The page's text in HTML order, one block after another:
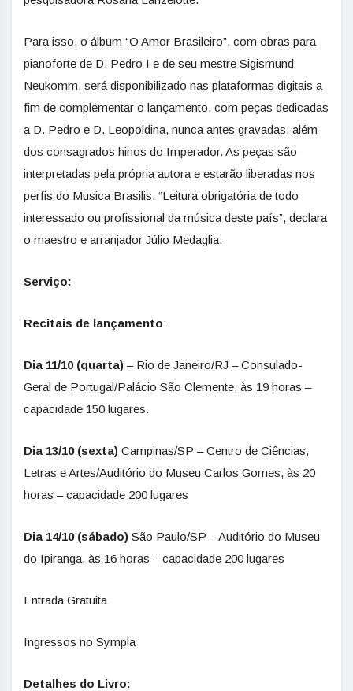
Para isso, o álbum “O Amor Brasileiro”, com obras para
pianoforte de D. Pedro I e de seu mestre Sigismund
Neukomm, será disponibilizado nas plataformas digitais a
fim de complementar o lançamento, com peças dedicadas
a D. Pedro e D. Leopoldina, nunca antes gravadas, além
dos consagrados hinos do Imperador. As peças são
interpretadas pela própria autora e estarão liberadas nos
perfis do Musica Brasilis. “Leitura obrigatória de todo
interessado ou profissional da música deste país”, declara
o maestro e arranjador Júlio Medaglia.
Serviço:
Recitais de lançamento:
Dia 11/10 (quarta) – Rio de Janeiro/RJ – Consulado-
Geral de Portugal/Palácio São Clemente, às 19 horas –
capacidade 150 lugares.
Dia 13/10 (sexta) Campinas/SP – Centro de Ciências,
Letras e Artes/Auditório do Museu Carlos Gomes, às 20
horas – capacidade 200 lugares
Dia 14/10 (sábado) São Paulo/SP – Auditório do Museu
do Ipiranga, às 16 horas – capacidade 200 lugares
Entrada Gratuita
Ingressos no Sympla
Detalhes do Livro: